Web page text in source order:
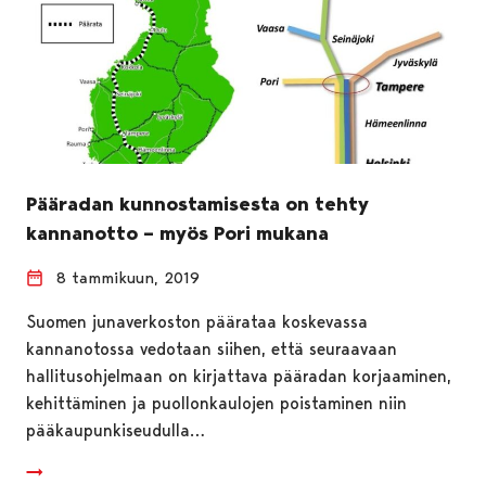
Pääradan kunnostamisesta on tehty
kannanotto – myös Pori mukana
8 tammikuun, 2019
Suomen junaverkoston päärataa koskevassa
kannanotossa vedotaan siihen, että seuraavaan
hallitusohjelmaan on kirjattava pääradan korjaaminen,
kehittäminen ja puollonkaulojen poistaminen niin
pääkaupunkiseudulla…